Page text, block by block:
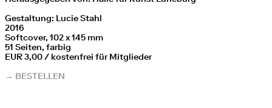
Gestaltung: Lucie Stahl
2016
Softcover, 102 x 145 mm
51 Seiten, farbig
EUR 3,00 / kostenfrei für Mitglieder
→ BESTELLEN